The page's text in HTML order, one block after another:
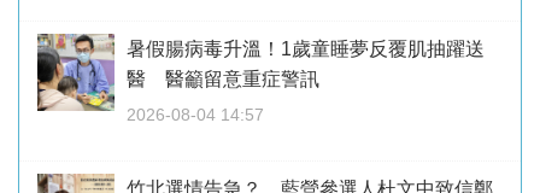
暑假腸病毒升溫！1歲童睡夢反覆肌抽躍送
醫 醫籲留意重症警訊
2026-08-04 14:57